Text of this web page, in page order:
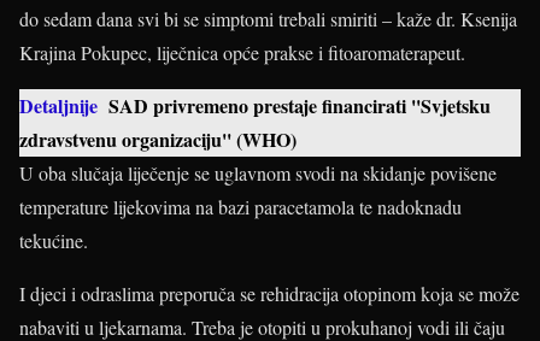
do sedam dana svi bi se simptomi trebali smiriti – kaže dr. Ksenija
Krajina Pokupec, liječnica opće prakse i fitoaromaterapeut.
Detaljnije SAD privremeno prestaje financirati ''Svjetsku
zdravstvenu organizaciju'' (WHO)
U oba slučaja liječenje se uglavnom svodi na skidanje povišene
temperature lijekovima na bazi paracetamola te nadoknadu
tekućine.
I djeci i odraslima preporuča se rehidracija otopinom koja se može
nabaviti u ljekarnama. Treba je otopiti u prokuhanoj vodi ili čaju